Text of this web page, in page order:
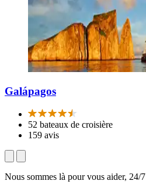
Galápagos
52 bateaux de croisière
159 avis
Nous sommes là pour vous aider, 24/7